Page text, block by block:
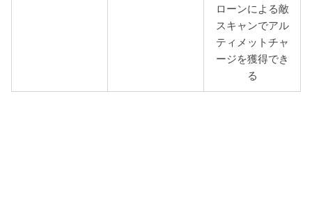
ローンによる敵
スキャンでアル
ティメットチャ
ージを獲得でき
る